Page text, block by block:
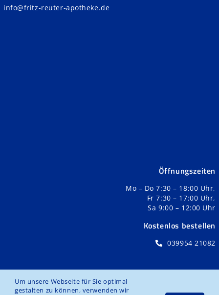
info@fritz-reuter-apotheke.de
Öffnungszeiten
Mo – Do 7:30 – 18:00 Uhr,
Fr 7:30 – 17:00 Uhr,
Sa 9:00 – 12:00 Uhr
Kostenlos bestellen
039954 21082
Um unsere Webseite für Sie optimal
gestalten zu können, verwenden wir